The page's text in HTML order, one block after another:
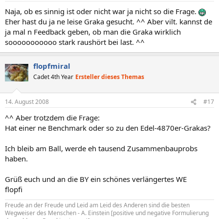
Naja, ob es sinnig ist oder nicht war ja nicht so die Frage.
Eher hast du ja ne leise Graka gesucht. ^^ Aber vilt. kannst de
ja mal n Feedback geben, ob man die Graka wirklich
sooooooooooo stark raushört bei last. ^^
flopfmiral
Cadet 4th Year Ersteller dieses Themas
14. August 2008 #17
^^ Aber trotzdem die Frage:
Hat einer ne Benchmark oder so zu den Edel-4870er-Grakas?
Ich bleib am Ball, werde eh tausend Zusammenbauprobs
haben.
Grüß euch und an die BY ein schönes verlängertes WE
flopfi
Freude an der Freude und Leid am Leid des Anderen sind die besten
Wegweiser des Menschen - A. Einstein [positive und negative Formulierung